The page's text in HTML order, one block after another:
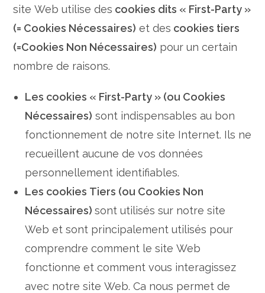
site Web utilise des cookies dits « First-Party »
(= Cookies Nécessaires) et des cookies tiers
(=Cookies Non Nécessaires) pour un certain
nombre de raisons.
Les cookies « First-Party » (ou Cookies
Nécessaires) sont indispensables au bon
fonctionnement de notre site Internet. Ils ne
recueillent aucune de vos données
personnellement identifiables.
Les cookies Tiers (ou Cookies Non
Nécessaires)sont utilisés sur notre site
Web et sont principalement utilisés pour
comprendre comment le site Web
fonctionne et comment vous interagissez
avec notre site Web. Ca nous permet de